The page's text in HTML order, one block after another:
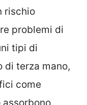
rischio
problemi di
tipi di
di terza mano,
come